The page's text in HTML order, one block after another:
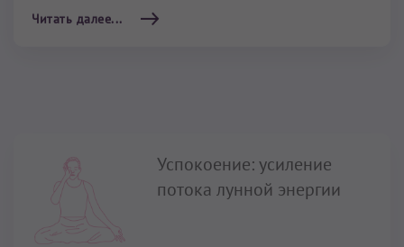
«Успокоение: усиление потока лунной энергии»
когда вы взволнованы или нервничаете.
Читать далее...